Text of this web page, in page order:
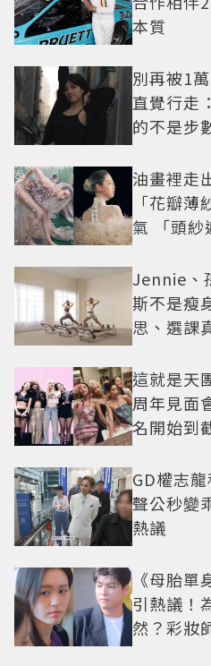
本質
別再被1
直覺行走
的不是步
油畫裡走
「花瓣
氣 「頭紗
Jennie、
斯不是瘦
思、選課
這就是天
周年見面
名開始到
GD權志
聲公秒變
熱議
《母胎
引熱議！
然？彩妝